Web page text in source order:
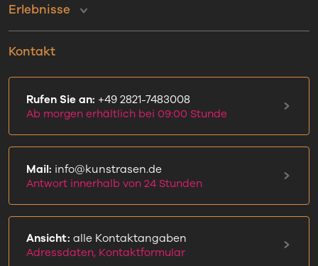
Erlebnisse
Kontakt
Rufen Sie an: +49 2821-7483008
Ab morgen erhältlich bei 09:00 Stunde
Mail: info@kunstrasen.de
Antwort innerhalb von 24 Stunden
Ansicht: alle Kontaktangaben
Adressdaten, Kontaktformular